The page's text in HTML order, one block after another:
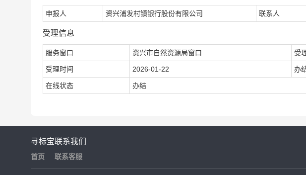
申报人 资兴浦发村镇银行股份有限公司 联系人
受理信息
服务窗口 资兴市自然资源局窗口 受
受理时间 2026-01-22 办
在线状态 办结
寻标宝
首页
联系我们
联系客服